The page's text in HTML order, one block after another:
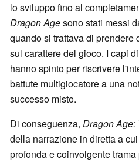
lo sviluppo fino al
Dragon Agesono stati messi
quando si trattava di
sul carattere del gioco. I capi di
hanno spinto per riscrivere
battute multigiocatore a una
successo misto.
Di conseguenza, Dragon Age:
della narrazione in diretta a
profonda e coinvolgente